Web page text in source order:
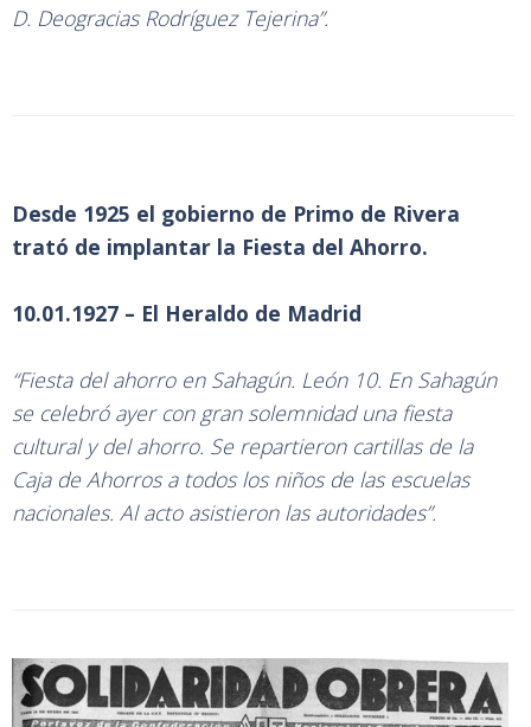
D. Deogracias Rodríguez Tejerina”.
Desde 1925 el gobierno de Primo de Rivera
trató de implantar la Fiesta del Ahorro.
10.01.1927 – El Heraldo de Madrid
“Fiesta del ahorro en Sahagún. León 10. En Sahagún
se celebró ayer con gran solemnidad una fiesta
cultural y del ahorro. Se repartieron cartillas de la
Caja de Ahorros a todos los niños de las escuelas
nacionales. Al acto asistieron las autoridades”.